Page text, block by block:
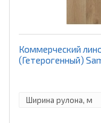
Коммерческий
(Гетерогенный)